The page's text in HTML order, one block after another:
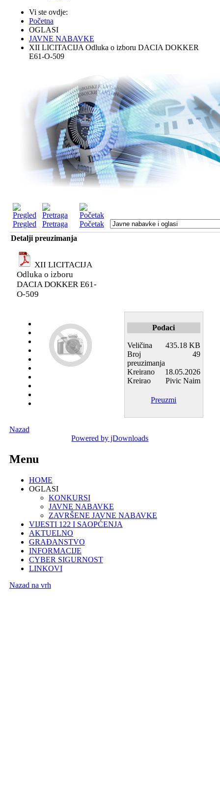
Vi ste ovdje:
Početna
OGLASI
JAVNE NABAVKE
XII LICITACIJA Odluka o izboru DACIA DOKKER
E61-O-509
Pregled Pretraga
Početak
Detalji preuzimanja
XII LICITACIJA
Odluka o izboru
DACIA DOKKER E61-
O-509
Podaci
Veličina
435.18 KB
Broj
preuzimanja
49
Kreirano
18.05.2026
Kreirao
Pivic Naim
Preuzmi
Nazad
Powered by jDownloads
Menu
HOME
OGLASI
KONKURSI
JAVNE NABAVKE
ZAVRŠENE JAVNE NABAVKE
VIJESTI 122 I SAOPĆENJA
AKTUELNO
GRAĐANSTVO
INFORMACIJE
CYBER SIGURNOST
LINKOVI
Nazad na vrh